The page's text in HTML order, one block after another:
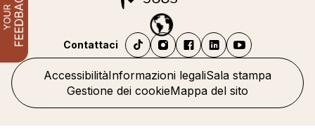
AccessibilitàInformazioni legaliSala stampa
Gestione dei cookieMappa del sito
Contattaci